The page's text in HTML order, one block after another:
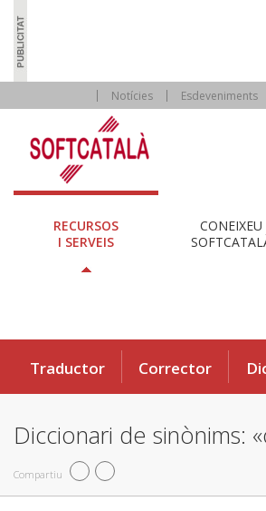
Notícies Esdeveniments
RECURSOS
I SERVEIS
CONEIXEU
Traductor Corrector
Diccionari de sinònims:
Compartiu